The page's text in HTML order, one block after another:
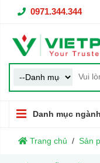
0971.344.344
Danh mục
Trang chủ Sản